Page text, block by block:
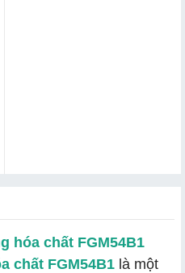
hóa chất FGM54B1
chất FGM54B1 là một